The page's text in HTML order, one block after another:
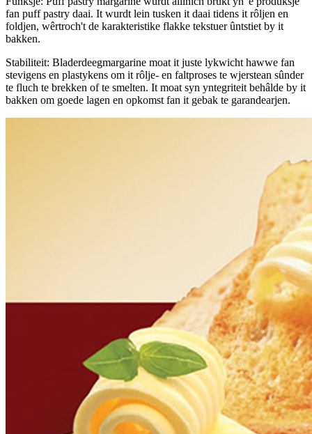
fan puff pastry daai. It wurdt lein tusken it daai tidens it rôljen en
foldjen, wêrtroch't de karakteristike flakke tekstuer ûntstiet by it
bakken.
Stabiliteit: Bladerdeegmargarine moat it juste lykwicht hawwe fan
stevigens en plastykens om it rôlje- en faltproses te wjerstean sûnder
te fluch te brekken of te smelten. It moat syn yntegriteit behâlde by it
bakken om goede lagen en opkomst fan it gebak te garandearjen.